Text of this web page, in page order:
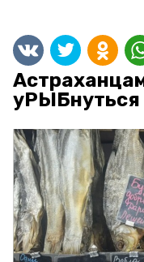
уРЫБнуться